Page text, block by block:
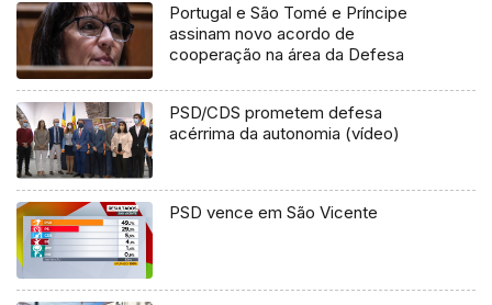
Portugal e São Tomé e Príncipe
assinam novo acordo de
cooperação na área da Defesa
PSD/CDS prometem defesa
acérrima da autonomia (vídeo)
PSD vence em São Vicente